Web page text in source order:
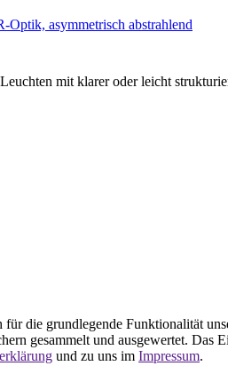
Optik, asymmetrisch abstrahlend
mit klarer oder leicht
die grundlegende Funktionalität
gesammelt und ausgewertet. Das
und zu uns im Impressum.